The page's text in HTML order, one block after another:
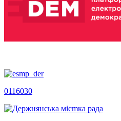
0116030